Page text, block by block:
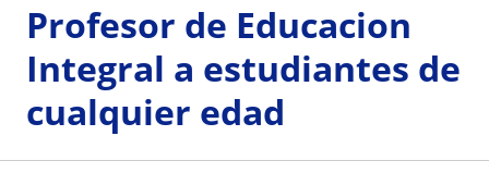
Profesor de Educacion
Integral a estudiantes de
cualquier edad